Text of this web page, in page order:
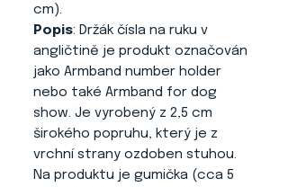
cm).
Popis: Držák čísla na ruku v
angličtině je produkt označován
jako Armband number holder
nebo také Armband for dog
show. Je vyrobený z 2,5 cm
širokého popruhu, který je z
vrchní strany ozdoben stuhou.
Na produktu je gumička (cca 5